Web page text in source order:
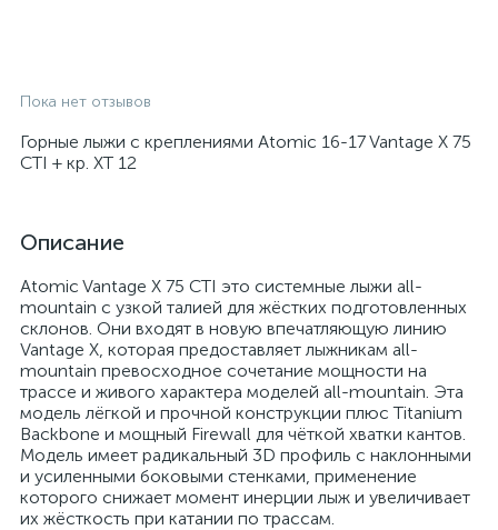
Пока нет отзывов
Горные лыжи с креплениями Atomic 16-17 Vantage X 75
CTI + кр. XT 12
Описание
Atomic Vantage X 75 CTI это системные лыжи all-
mountain с узкой талией для жёстких подготовленных
склонов. Они входят в новую впечатляющую линию
Vantage X, которая предоставляет лыжникам all-
mountain превосходное сочетание мощности на
трассе и живого характера моделей all-mountain. Эта
модель лёгкой и прочной конструкции плюс Titanium
Backbone и мощный Firewall для чёткой хватки кантов.
Модель имеет радикальный 3D профиль с наклонными
и усиленными боковыми стенками, применение
которого снижает момент инерции лыж и увеличивает
их жёсткость при катании по трассам.